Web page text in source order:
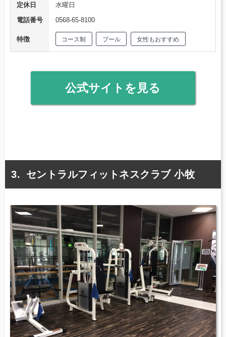
定休日
水曜日
電話番号
0568-65-8100
特徴 コース制 プール 女性もおすすめ
公式サイトを見る
セントラルフィットネスクラブ 小牧